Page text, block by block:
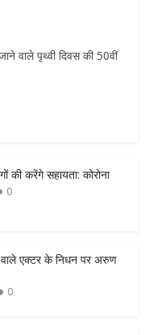
वाले पृथ्वी दिवस की 50वीं
की करेंगे सहायता: कोरोना
0
वाले एक्टर के निधन पर अरुण
0